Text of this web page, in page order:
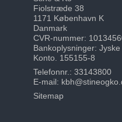
Fiolstræde 38
1171 København K
Danmark
CVR-nummer:
Bankoplysninger:
Konto. 155155-8
Telefonnr.: 33143800
E-mail:
Sitemap